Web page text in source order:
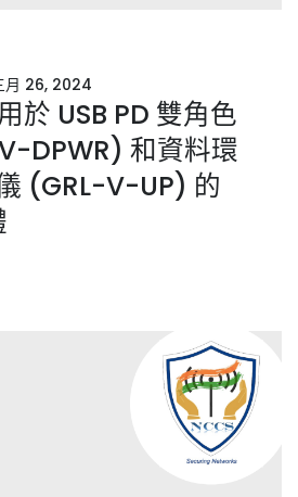
月 26, 2024
於 USB PD 雙角色
DPWR) 和資料環
(GRL-V-UP) 的